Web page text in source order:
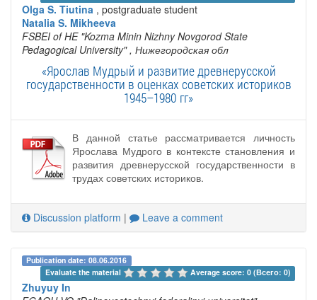
Olga S. Tiutina , postgraduate student
Natalia S. Mikheeva
FSBEI of HE "Kozma Minin Nizhny Novgorod State
Pedagogical University" , Нижегородская обл
«Ярослав Мудрый и развитие древнерусской
государственности в оценках советских историков
1945–1980 гг»
В данной статье рассматривается личность
Ярослава Мудрого в контексте становления и
развития древнерусской государственности в
трудах советских историков.
Discussion platform | Leave a comment
Publication date: 08.06.2016
Evaluate the material
Average score: 0 (Всего: 0)
Zhuyuy In